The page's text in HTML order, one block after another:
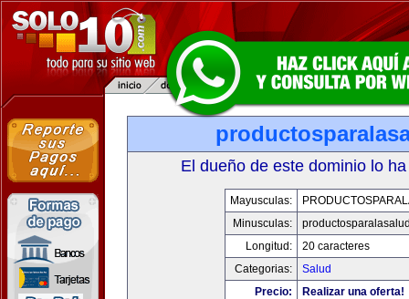
El dueño de este dominio lo
Mayusculas:
Minusculas:
Longitud:
20 caracteres
Categorias:
Salud
Precio:
Realizar una oferta!